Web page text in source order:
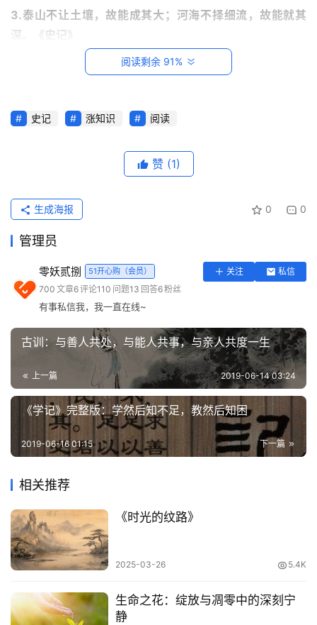
首
一
用
工
答
专
常
网
登录 注册
3.泰山不让土壤，故能成其大；河海不择细流，故能就其
深。《史记》
译文：泰山不辞让每一块微小的土壤，所以才能够那样巍峨
测。
译文：（人生一世，无非是在追求名利），天下熙熙，都是
为利而来；天下攘攘，都是为利而往。
5.苦言药也，甘言疾也。《史记》
译文：苦口的直言，就像良药；动听的言辞，就像疾病。
6.家贫则思良妻，国乱则思良相。《史记》
译文：这句话以“家贫思良妻”作比，说明了国家处于危急状
态下杰出的治国英才对于“挽大厦之将倾”的作用。其意是强
调杰出人才的作用只有在危急关头才能淋漓尽致地表现出
来。
《汉书》
7.先发制人，后发制于人。《汉书》
译文：先采取行动的往往处于主动地位，后采取行动的往往
被人所制。
8.过而不改，是谓过矣。《汉书》
9.知足不辱，知止不殆。《汉书》
阅读剩余 91%
史记 涨知识 阅读
赞 (1)
0 0
生成海报
管理员
零妖贰捌 51开心购（会员） 关注
私信
700 文章6评论110 问题13 回答6粉丝
有事私信我，我一直在线~
古训：与善人共处，与能人共事，与亲人共度一生
上一篇 2019-06-14 03:24
《学记》完整版：学然后知不足，教然后知困
下一篇
2019-06-16 01:15
相关推荐
《时光的纹路》
2025-03-26 5.4K
生命之花：绽放与凋零中的深刻宁
静